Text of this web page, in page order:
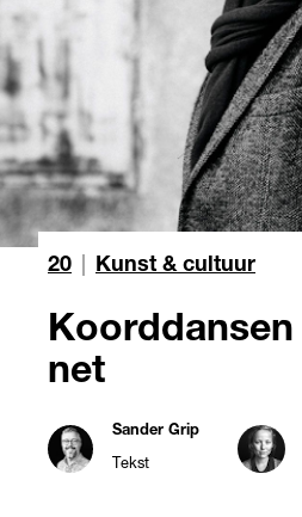
20 Kunst & cultuur
net
Sander Grip
Tekst